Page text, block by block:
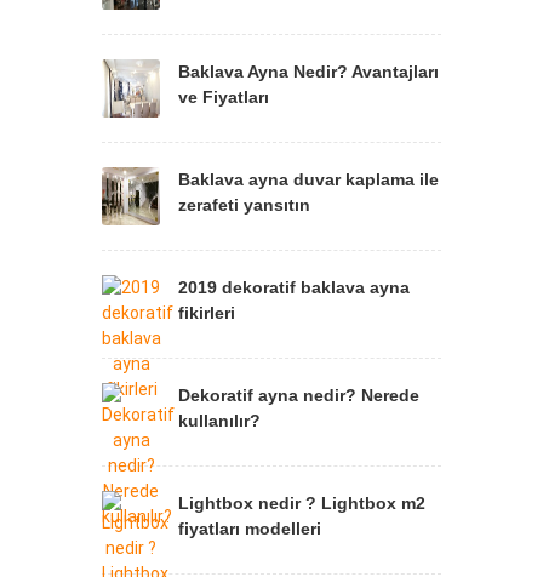
Baklava Ayna Nedir? Avantajları
ve Fiyatları
Baklava ayna duvar kaplama ile
zerafeti yansıtın
2019 dekoratif baklava ayna
fikirleri
Dekoratif ayna nedir? Nerede
kullanılır?
Lightbox nedir ? Lightbox m2
fiyatları modelleri